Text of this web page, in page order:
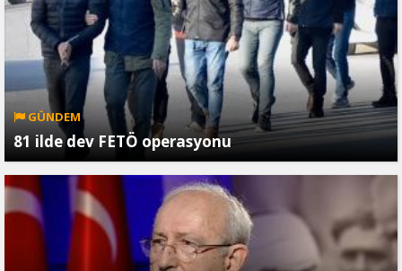
GÜNDEM
81 ilde dev FETÖ operasyonu